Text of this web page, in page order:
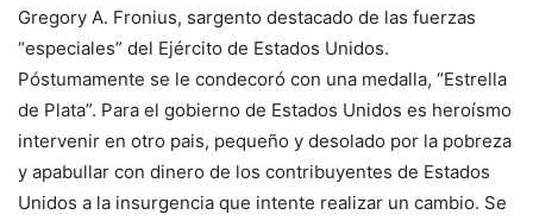
Gregory A. Fronius, sargento destacado de las fuerzas
“especiales” del Ejército de Estados Unidos.
Póstumamente se le condecoró con una medalla, “Estrella
de Plata”. Para el gobierno de Estados Unidos es heroísmo
intervenir en otro pais, pequeño y desolado por la pobreza
y apabullar con dinero de los contribuyentes de Estados
Unidos a la insurgencia que intente realizar un cambio. Se